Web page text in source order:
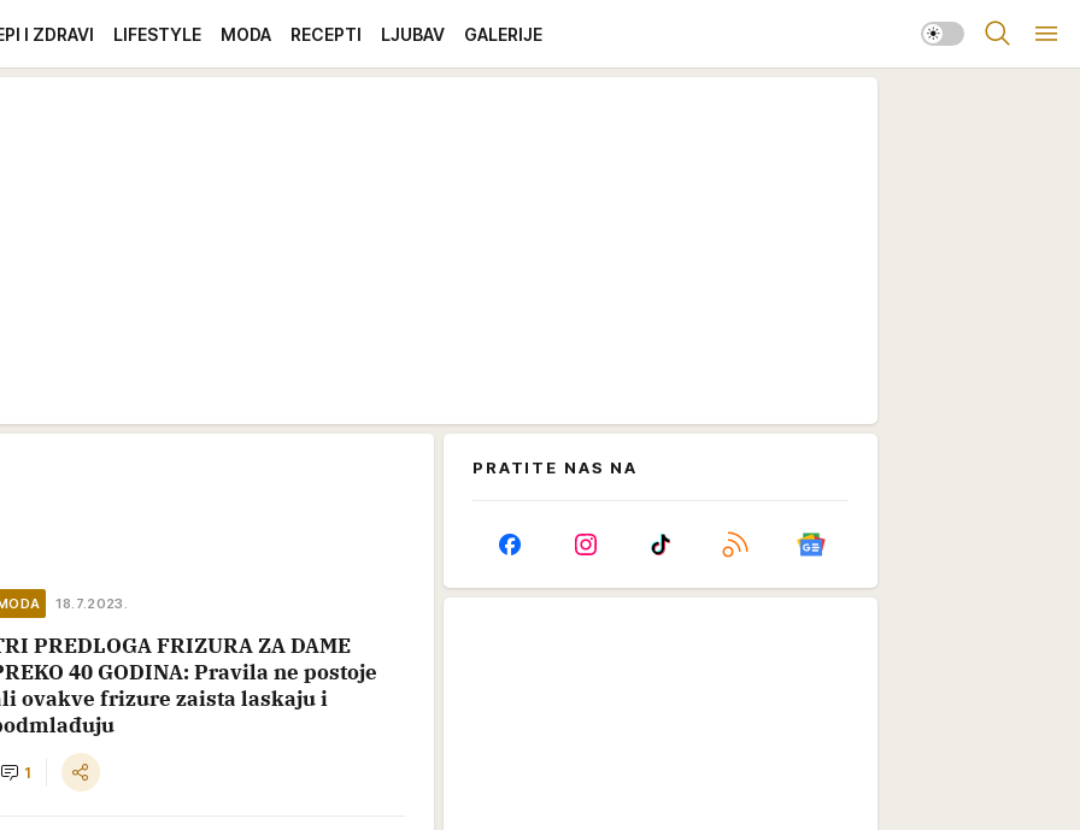
I ZDRAVI LIFESTYLE MODA RECEPTI LJUBAV GALERIJE
18.7.2023.
PREDLOGA FRIZURA ZA DAME
40 GODINA: Pravila ne postoje
ovakve frizure zaista laskaju i
1
PRATITE NAS NA